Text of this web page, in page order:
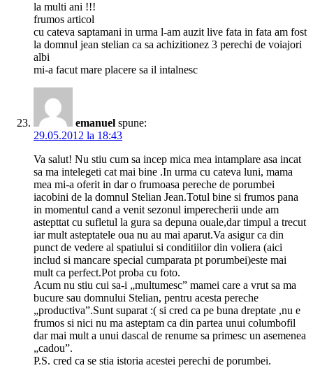
la multi ani !!!
frumos articol
cu cateva saptamani in urma l-am auzit live fata in fata am fost
la domnul jean stelian ca sa achizitionez 3 perechi de voiajori
albi
mi-a facut mare placere sa il intalnesc
emanuel spune:
29.05.2012 la 18:43
Va salut! Nu stiu cum sa incep mica mea intamplare asa incat
sa ma intelegeti cat mai bine .In urma cu cateva luni, mama
mea mi-a oferit in dar o frumoasa pereche de porumbei
iacobini de la domnul Stelian Jean.Totul bine si frumos pana
in momentul cand a venit sezonul imperecherii unde am
astepttat cu sufletul la gura sa depuna ouale,dar timpul a trecut
iar mult asteptatele oua nu au mai aparut.Va asigur ca din
punct de vedere al spatiului si conditiilor din voliera (aici
includ si mancare special cumparata pt porumbei)este mai
mult ca perfect.Pot proba cu foto.
Acum nu stiu cui sa-i „multumesc” mamei care a vrut sa ma
bucure sau domnului Stelian, pentru acesta pereche
„productiva”.Sunt suparat :( si cred ca pe buna dreptate ,nu e
frumos si nici nu ma asteptam ca din partea unui columbofil
dar mai mult a unui dascal de renume sa primesc un asemenea
„cadou”.
P.S. cred ca se stia istoria acestei perechi de porumbei.